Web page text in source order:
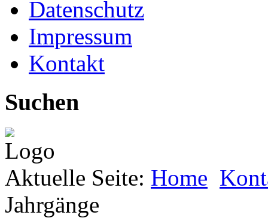
Datenschutz
Impressum
Kontakt
Suchen
Aktuelle Seite: Home
Jahrgänge